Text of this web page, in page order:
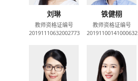
刘琳
教师资格证编号
20191110632002773
铁健栩
教师资格证编号
20191100141000632